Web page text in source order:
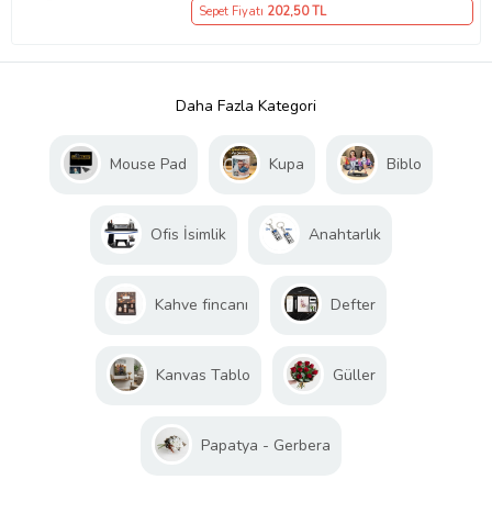
Sepet Fiyatı 202,50 TL
Daha Fazla Kategori
Mouse Pad Kupa Biblo
Ofis İsimlik Anahtarlık
Kahve fincanı Defter
Kanvas Tablo Güller
Papatya - Gerbera